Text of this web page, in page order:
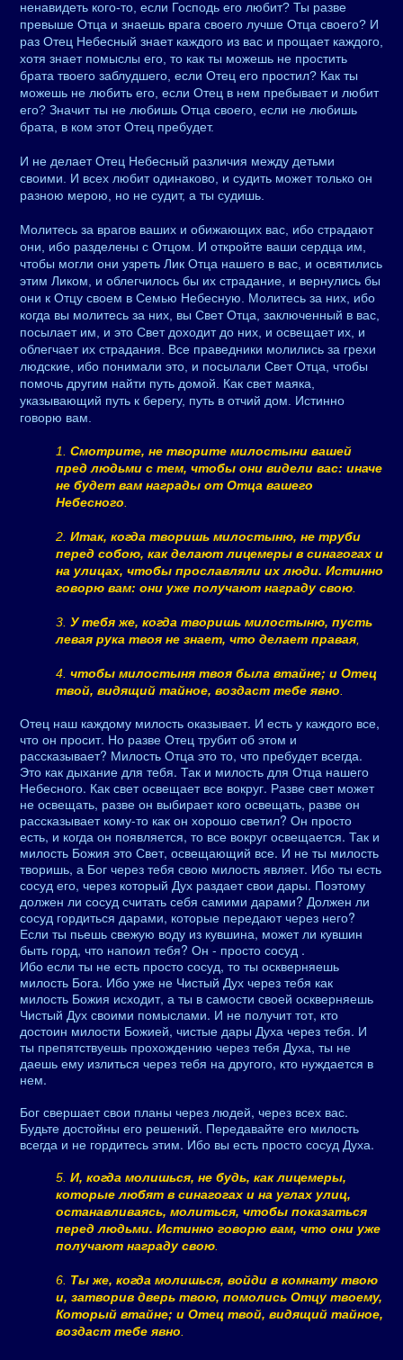
ненавидеть кого-то, если Господь его любит? Ты разве
превыше Отца и знаешь врага своего лучше Отца своего? И
раз Отец Небесный знает каждого из вас и прощает каждого,
хотя знает помыслы его, то как ты можешь не простить
брата твоего заблудшего, если Отец его простил? Как ты
можешь не любить его, если Отец в нем пребывает и любит
его? Значит ты не любишь Отца своего, если не любишь
брата, в ком этот Отец пребудет.
И не делает Отец Небесный различия между детьми
своими. И всех любит одинаково, и судить может только он
разною мерою, но не судит, а ты судишь.
Молитесь за врагов ваших и обижающих вас, ибо страдают
они, ибо разделены с Отцом. И откройте ваши сердца им,
чтобы могли они узреть Лик Отца нашего в вас, и освятились
этим Ликом, и облегчилось бы их страдание, и вернулись бы
они к Отцу своем в Семью Небесную. Молитесь за них, ибо
когда вы молитесь за них, вы Свет Отца, заключенный в вас,
посылает им, и это Свет доходит до них, и освещает их, и
облегчает их страдания. Все праведники молились за грехи
людские, ибо понимали это, и посылали Свет Отца, чтобы
помочь другим найти путь домой. Как свет маяка,
указывающий путь к берегу, путь в отчий дом. Истинно
говорю вам.
1. Смотрите, не творите милостыни вашей
пред людьми с тем, чтобы они видели вас: иначе
не будет вам награды от Отца вашего
Небесного
2. Итак, когда творишь милостыню, не труби
перед собою, как делают лицемеры в синагогах и
на улицах, чтобы прославляли их люди. Истинно
говорю вам: они уже получают награду свою
3. У тебя же, когда творишь милостыню, пусть
левая рука твоя не знает, что делает правая
4. чтобы милостыня твоя была втайне; и Отец
твой, видящий тайное, воздаст тебе явно
Отец наш каждому милость оказывает. И есть у каждого все,
что он просит. Но разве Отец трубит об этом и
рассказывает? Милость Отца это то, что пребудет всегда.
Это как дыхание для тебя. Так и милость для Отца нашего
Небесного. Как свет освещает все вокруг. Разве свет может
не освещать, разве он выбирает кого освещать, разве он
рассказывает кому-то как он хорошо светил? Он просто
есть, и когда он появляется, то все вокруг освещается. Так и
милость Божия это Свет, освещающий все. И не ты милость
творишь, а Бог через тебя свою милость являет. Ибо ты есть
сосуд его, через который Дух раздает свои дары. Поэтому
должен ли сосуд считать себя самими дарами? Должен ли
сосуд гордиться дарами, которые передают через него?
Если ты пьешь свежую воду из кувшина, может ли кувшин
быть горд, что напоил тебя? Он - просто сосуд .
Ибо если ты не есть просто сосуд, то ты оскверняешь
милость Бога. Ибо уже не Чистый Дух через тебя как
милость Божия исходит, а ты в самости своей оскверняешь
Чистый Дух своими помыслами. И не получит тот, кто
достоин милости Божией, чистые дары Духа через тебя. И
ты препятствуешь прохождению через тебя Духа, ты не
даешь ему излиться через тебя на другого, кто нуждается в
нем.
Бог свершает свои планы через людей, через всех вас.
Будьте достойны его решений. Передавайте его милость
всегда и не гордитесь этим. Ибо вы есть просто сосуд Духа.
5. И, когда молишься, не будь, как лицемеры,
которые любят в синагогах и на углах улиц,
останавливаясь, молиться, чтобы показаться
перед людьми. Истинно говорю вам, что они уже
получают награду свою
6. Ты же, когда молишься, войди в комнату твою
и, затворив дверь твою, помолись Отцу твоему,
Который втайне; и Отец твой, видящий тайное,
воздаст тебе явно